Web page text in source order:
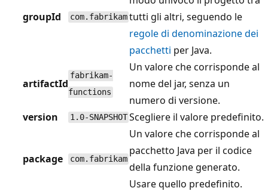
groupId com.fabrikam tutti gli altri, seguendo le
regole di denominazione dei
pacchetti per Java.
artifactId
fabrikam-
functions
Un valore che corrisponde al
nome del jar, senza un
numero di versione.
version
1.0-SNAPSHOT Scegliere il valore predefinito.
package com.fabrikam
Un valore che corrisponde al
pacchetto Java per il codice
della funzione generato.
Usare quello predefinito.